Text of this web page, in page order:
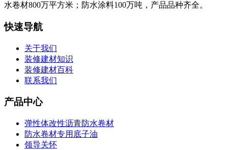
水卷材800万平方米；防水涂料100万吨，产品品种齐全。
快速导航
关于我们
装修建材知识
装修建材百科
联系我们
产品中心
弹性体改性沥青防水卷材
防水卷材专用底子油
领导关怀